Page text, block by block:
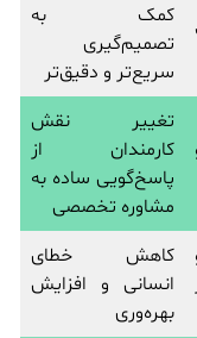
کمک به
تصمیم‌گیری
سریع‌تر و دقیق‌تر
تغییر نقش
کارمندان از
پاسخ‌گویی ساده به
مشاوره تخصصی
کاهش خطای
انسانی و افزایش
بهره‌وری